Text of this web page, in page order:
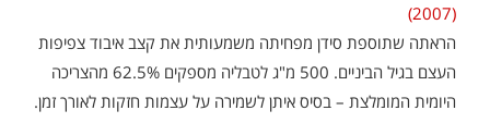
(2007)
הראתה שתוספת סידן מפחיתה משמעותית את קצב איבוד צפיפות
העצם בגיל הביניים. 500 מ"ג לטבליה מספקים 62.5% מהצריכה
היומית המומלצת – בסיס איתן לשמירה על עצמות חזקות לאורך זמן.